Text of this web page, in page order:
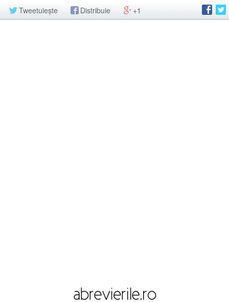
Tweetuiește Distribuie +1